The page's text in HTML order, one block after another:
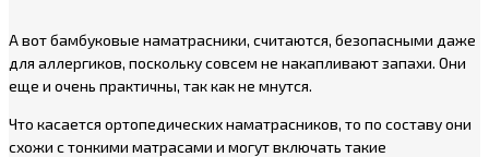
А вот бамбуковые наматрасники, считаются, безопасными даже
для аллергиков, поскольку совсем не накапливают запахи. Они
еще и очень практичны, так как не мнутся.
Что касается ортопедических наматрасников, то по составу они
схожи с тонкими матрасами и могут включать такие